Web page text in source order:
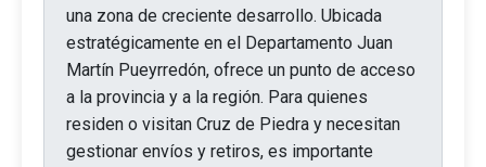
una zona de creciente desarrollo. Ubicada
estratégicamente en el Departamento Juan
Martín Pueyrredón, ofrece un punto de acceso
a la provincia y a la región. Para quienes
residen o visitan Cruz de Piedra y necesitan
gestionar envíos y retiros, es importante